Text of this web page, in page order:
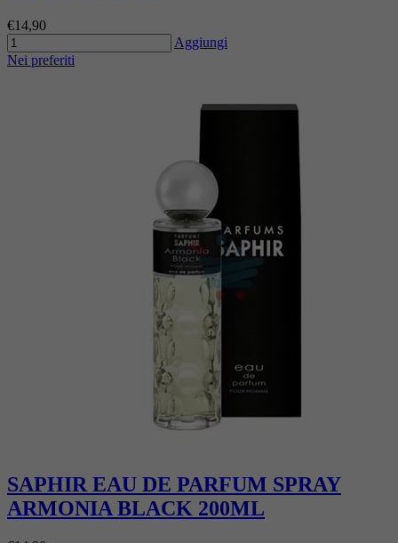
€14,90
Aggiungi
Nei preferiti
SAPHIR EAU DE PARFUM SPRAY
ARMONIA BLACK 200ML